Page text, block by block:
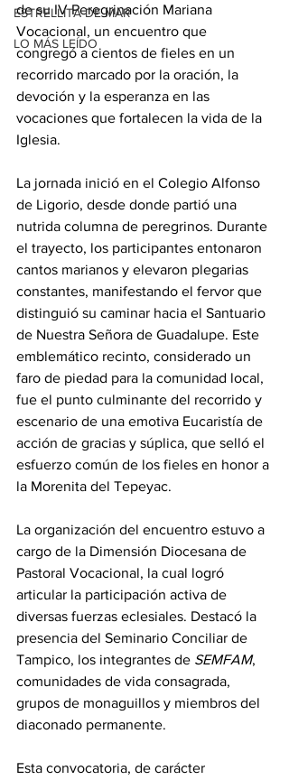
ESTRELLITA DE MAR
LO MÁS LEÍDO
de su IV Peregrinación Mariana
Vocacional, un encuentro que
congregó a cientos de fieles en un
recorrido marcado por la oración, la
devoción y la esperanza en las
vocaciones que fortalecen la vida de la
Iglesia.
La jornada inició en el Colegio Alfonso
de Ligorio, desde donde partió una
nutrida columna de peregrinos. Durante
el trayecto, los participantes entonaron
cantos marianos y elevaron plegarias
constantes, manifestando el fervor que
distinguió su caminar hacia el Santuario
de Nuestra Señora de Guadalupe. Este
emblemático recinto, considerado un
faro de piedad para la comunidad local,
fue el punto culminante del recorrido y
escenario de una emotiva Eucaristía de
acción de gracias y súplica, que selló el
esfuerzo común de los fieles en honor a
la Morenita del Tepeyac.
La organización del encuentro estuvo a
cargo de la Dimensión Diocesana de
Pastoral Vocacional, la cual logró
articular la participación activa de
diversas fuerzas eclesiales. Destacó la
presencia del Seminario Conciliar de
Tampico, los integrantes de SEMFAM,
comunidades de vida consagrada,
grupos de monaguillos y miembros del
diaconado permanente.
Esta convocatoria, de carácter